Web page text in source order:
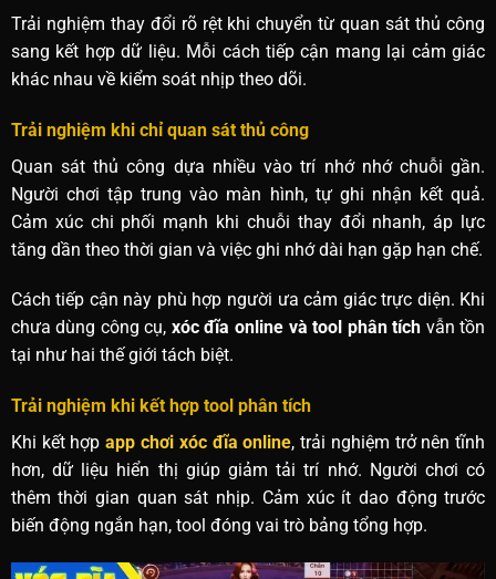
Trải nghiệm thay đổi rõ rệt khi chuyển từ quan sát thủ công
sang kết hợp dữ liệu. Mỗi cách tiếp cận mang lại cảm giác
khác nhau về kiểm soát nhịp theo dõi.
Trải nghiệm khi chỉ quan sát thủ công
Quan sát thủ công dựa nhiều vào trí nhớ nhớ chuỗi gần.
Người chơi tập trung vào màn hình, tự ghi nhận kết quả.
Cảm xúc chi phối mạnh khi chuỗi thay đổi nhanh, áp lực
tăng dần theo thời gian và việc ghi nhớ dài hạn gặp hạn chế.
Cách tiếp cận này phù hợp người ưa cảm giác trực diện. Khi
chưa dùng công cụ, xóc đĩa online và tool phân tích vẫn tồn
tại như hai thế giới tách biệt.
Trải nghiệm khi kết hợp tool phân tích
Khi kết hợpapp chơi xóc đĩa online, trải nghiệm trở nên tĩnh
hơn, dữ liệu hiển thị giúp giảm tải trí nhớ. Người chơi có
thêm thời gian quan sát nhịp. Cảm xúc ít dao động trước
biến động ngắn hạn, tool đóng vai trò bảng tổng hợp.